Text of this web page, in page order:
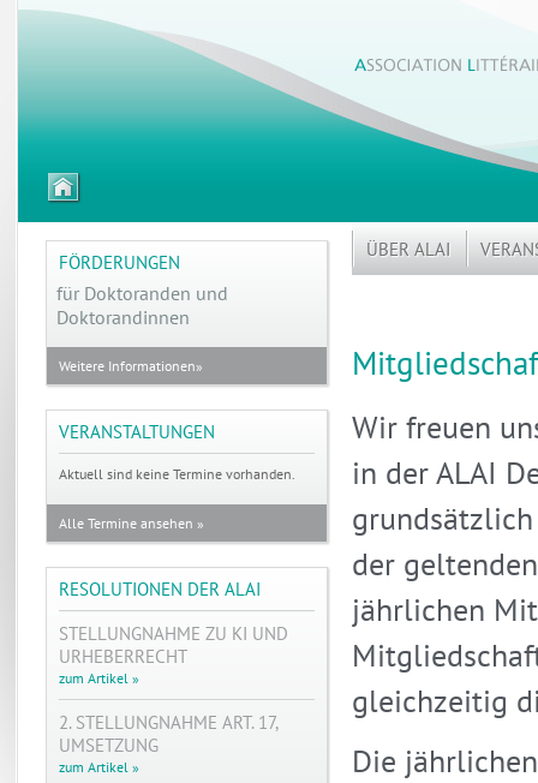
Startseite
FÖRDERUNGEN
für Doktoranden und
Doktorandinnen
Weitere Informationen»
VERANSTALTUNGEN
Aktuell sind keine Termine vorhanden.
Alle Termine ansehen »
RESOLUTIONEN DER ALAI
STELLUNGNAHME ZU KI UND
URHEBERRECHT
zum Artikel »
2. STELLUNGNAHME ART. 17,
UMSETZUNG
zum Artikel »
ÜBER ALAI
Wir freuen
in der ALAI
der
jährlichen
gleichzeitig
Die